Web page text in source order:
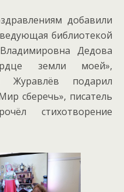
добавили
библиотекой
Дедова
земли моей»,
Журавлёв подарил
сберечь», писатель
стихотворение